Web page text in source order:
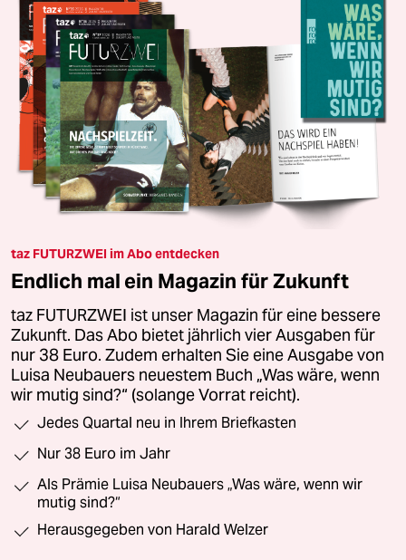
taz FUTURZWEI im Abo entdecken
Endlich mal ein Magazin für Zukunft
taz FUTURZWEI ist unser Magazin für eine bessere
Zukunft. Das Abo bietet jährlich vier Ausgaben für
nur 38 Euro. Zudem erhalten Sie eine Ausgabe von
Luisa Neubauers neuestem Buch „Was wäre, wenn
wir mutig sind?“ (solange Vorrat reicht).
Jedes Quartal neu in Ihrem Briefkasten
Nur 38 Euro im Jahr
Als Prämie Luisa Neubauers „Was wäre, wenn wir
mutig sind?“
Herausgegeben von Harald Welzer